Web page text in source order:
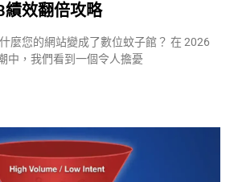
績效翻倍攻略
麼您的網站變成了數位蚊子館？ 在 2026
中，我們看到一個令人擔憂